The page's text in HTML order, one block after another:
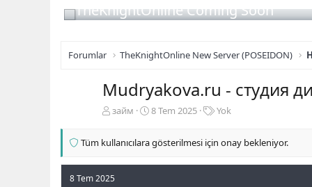
TheKnightOnline Coming Soon
Forumlar TheKnightOnline New Server (POSEIDON)
Mudryakova.ru - студия
K
b
y
займ
B
l
8 Tem 2025
E
k
Yok
Tüm kullanıcılara gösterilmesi için onay bekleniyor.
8 Tem 2025